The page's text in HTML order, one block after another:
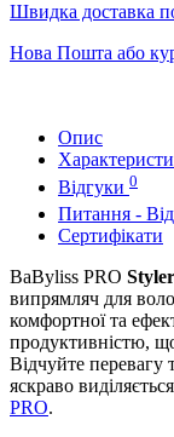
Швидка доставка
Нова Пошта або
Опис
Відгуки 0
Питання -
Сертифікати
BaByliss PRO
випрямляч для
комфортної та
продуктивністю,
Відчуйте перевагу
яскраво
PRO.